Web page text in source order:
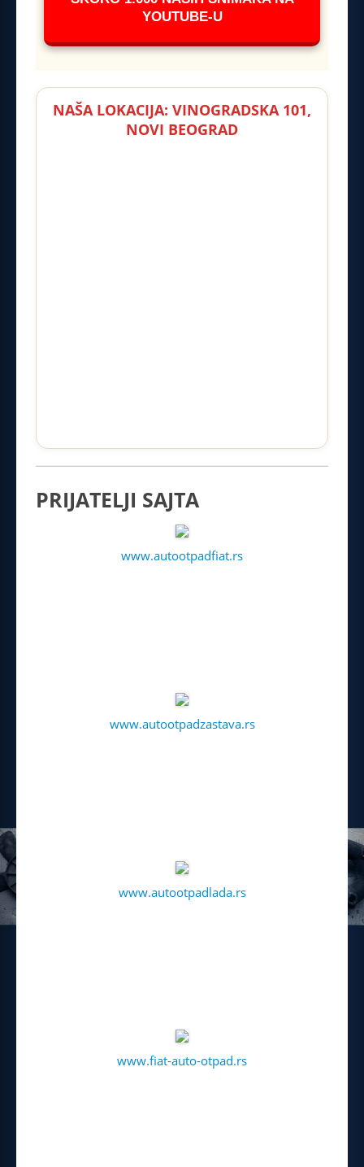
YOUTUBE-U
NAŠA LOKACIJA: VINOGRADSKA 101,
NOVI BEOGRAD
PRIJATELJI SAJTA
www.autootpadfiat.rs
www.autootpadzastava.rs
www.autootpadlada.rs
www.fiat-auto-otpad.rs